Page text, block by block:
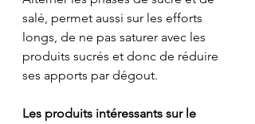
salé, permet aussi sur les efforts
longs, de ne pas saturer avec les
produits sucrés et donc de réduire
ses apports par dégout.
Les produits intéressants sur le